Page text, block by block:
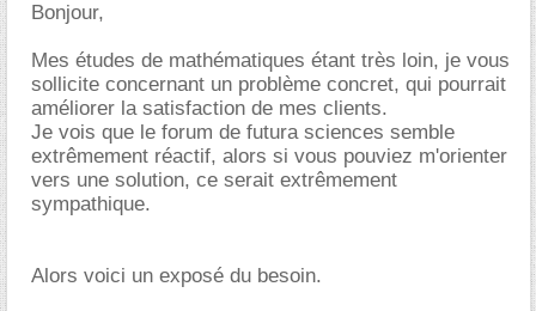
Bonjour,
Mes études de mathématiques étant très loin, je vous
sollicite concernant un problème concret, qui pourrait
améliorer la satisfaction de mes clients.
Je vois que le forum de futura sciences semble
extrêmement réactif, alors si vous pouviez m'orienter
vers une solution, ce serait extrêmement
sympathique.
Alors voici un exposé du besoin.